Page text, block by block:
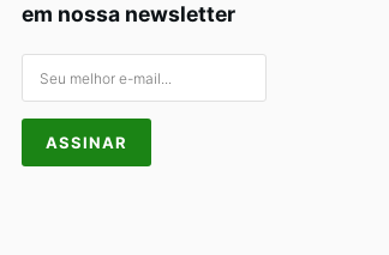
em nossa newsletter